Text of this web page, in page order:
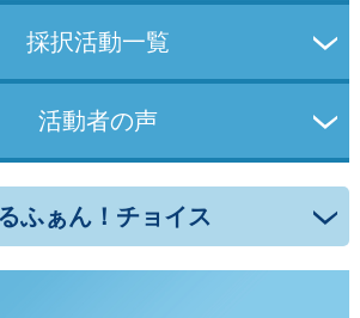
採択活動一覧
活動者の声
ふぁん！チョイス